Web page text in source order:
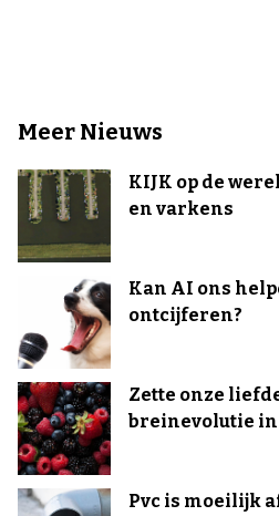
Meer Nieuws
KIJK op de
en varkens
Kan AI ons
ontcijferen?
Zette onze
breinevolutie in
Pvc is moeilijk